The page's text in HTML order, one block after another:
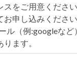
をご用意くださ
申し込みください
ル（例:googleなど
ます。